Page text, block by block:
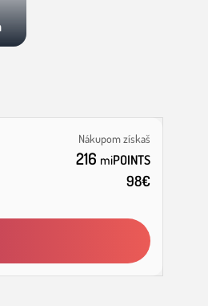
Nákupom získaš
216 miPOINTS
98€